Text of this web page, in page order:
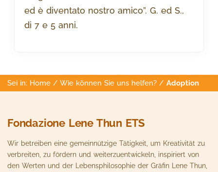
ed è diventato nostro amico”. G. ed S.,
di 7 e 5 anni.
Sei in: Home / Wie können Sie uns helfen? / Adoption
Fondazione Lene Thun ETS
Wir betreiben eine gemeinnützige Tätigkeit, um Kreativität zu
verbreiten, zu fördern und weiterzuentwickeln, inspiriert von
den Werten und der Lebensphilosophie der Gräfin Lene Thun,